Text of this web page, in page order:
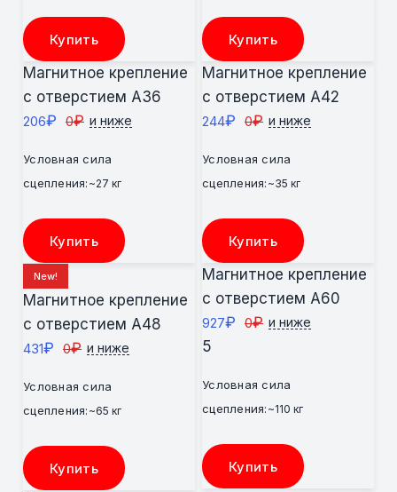
Купить Купить
Магнитное крепление
с отверстием А36
206₽ 0₽ и ниже
Условная сила
сцепления: ~27 кг
Купить
Магнитное крепление
с отверстием А42
244₽ 0₽ и ниже
Условная сила
сцепления: ~35 кг
Купить
New!
Магнитное крепление
с отверстием А48
431₽ 0₽ и ниже
Условная сила
сцепления: ~65 кг
Купить
Магнитное крепление
с отверстием А60
927₽ 0₽ и ниже
5
Условная сила
сцепления: ~110 кг
Купить